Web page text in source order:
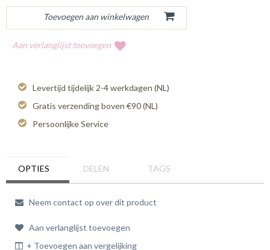
Aan verlanglijst toevoegen
Levertijd tijdelijk 2-4 werkdagen (NL)
Gratis verzending boven €90 (NL)
Persoonlijke Service
OPTIES DELEN TAGS
Neem contact op over dit product
Aan verlanglijst toevoegen
+ Toevoegen aan vergelijking